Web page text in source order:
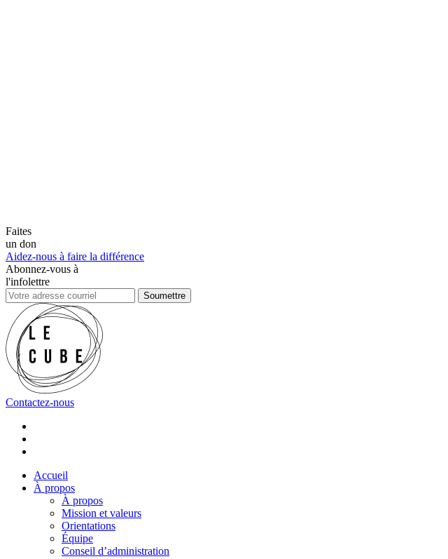
Faites
un don
Aidez-nous à faire la différence
Abonnez-vous à
l'infolettre
Soumettre
Contactez-nous
Accueil
À propos
À propos
Mission et valeurs
Orientations
Équipe
Conseil d’administration